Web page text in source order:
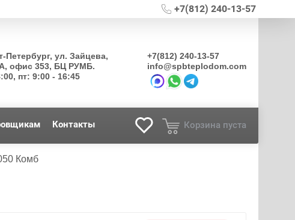
+7(812) 240-13-57
Петербург, ул. Зайцева,
офис 353, БЦ РУМБ.
пт: 9:00 - 16:45
+7(812) 240-13-57
info@spbteplodom.com
Контакты Корзина пуста
Комб